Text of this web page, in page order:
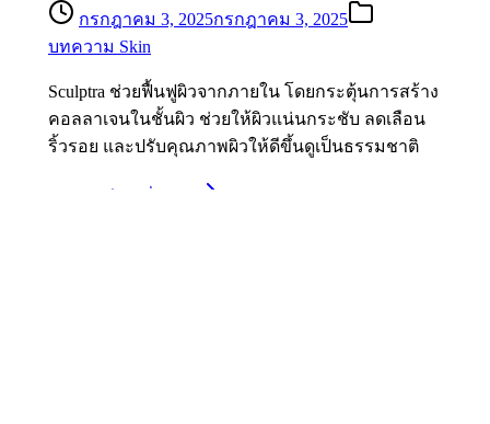
กรกฎาคม 3, 2025กรกฎาคม 3, 2025
บทความ Skin
Sculptra ช่วยฟื้นฟูผิวจากภายใน โดยกระตุ้นการสร้าง
คอลลาเจนในชั้นผิว ช่วยให้ผิวแน่นกระชับ ลดเลือน
ริ้วรอย และปรับคุณภาพผิวให้ดีขึ้นดูเป็นธรรมชาติ